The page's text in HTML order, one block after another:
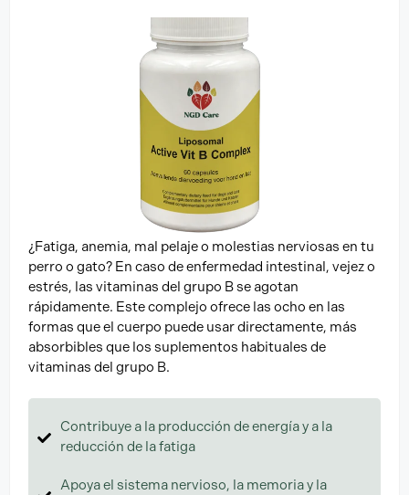
¿Fatiga, anemia, mal pelaje o molestias nerviosas en tu
perro o gato? En caso de enfermedad intestinal, vejez o
estrés, las vitaminas del grupo B se agotan
rápidamente. Este complejo ofrece las ocho en las
formas que el cuerpo puede usar directamente, más
absorbibles que los suplementos habituales de
vitaminas del grupo B.
Contribuye a la producción de energía y a la
reducción de la fatiga
Apoya el sistema nervioso, la memoria y la